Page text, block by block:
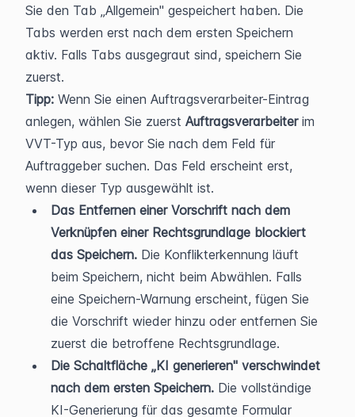
Sie den Tab „Allgemein" gespeichert haben. Die
Tabs werden erst nach dem ersten Speichern
aktiv. Falls Tabs ausgegraut sind, speichern Sie
zuerst.
Tipp: Wenn Sie einen Auftragsverarbeiter-Eintrag
anlegen, wählen Sie zuerst Auftragsverarbeiter im
VVT-Typ aus, bevor Sie nach dem Feld für
Auftraggeber suchen. Das Feld erscheint erst,
wenn dieser Typ ausgewählt ist.
Das Entfernen einer Vorschrift nach dem
Verknüpfen einer Rechtsgrundlage blockiert
das Speichern. Die Konflikterkennung läuft
beim Speichern, nicht beim Abwählen. Falls
eine Speichern-Warnung erscheint, fügen Sie
die Vorschrift wieder hinzu oder entfernen Sie
zuerst die betroffene Rechtsgrundlage.
Die Schaltfläche „KI generieren" verschwindet
nach dem ersten Speichern. Die vollständige
KI-Generierung für das gesamte Formular